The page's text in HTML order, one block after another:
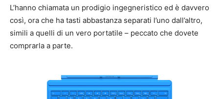
L’hanno chiamata un prodigio ingegneristico ed è davvero
così, ora che ha tasti abbastanza separati l’uno dall’altro,
simili a quelli di un vero portatile – peccato che dovete
comprarla a parte.